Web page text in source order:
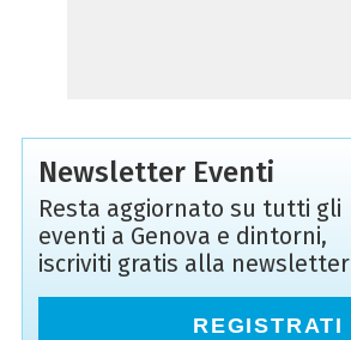
Newsletter Eventi
Resta aggiornato su tutti gli
eventi a Genova e dintorni,
iscriviti gratis alla newsletter
REGISTRATI